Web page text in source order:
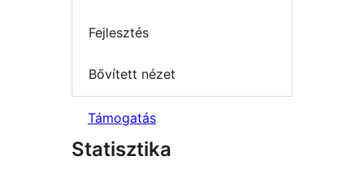
Fejlesztés
Bővített nézet
Támogatás
Statisztika